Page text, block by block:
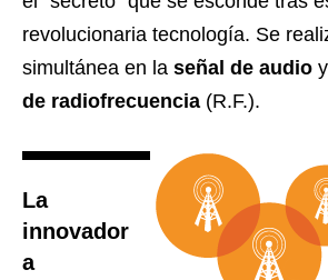
revolucionaria tecnología. Se
simultánea en la señal de audio
de radiofrecuencia (R.F.).
La
innovador
a